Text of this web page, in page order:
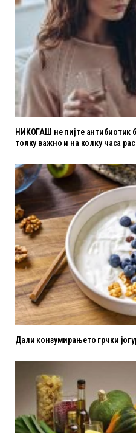
НИКОГАШ не пијте антибиотик
толку важно и на колку часа
Дали конзумирањето грчки